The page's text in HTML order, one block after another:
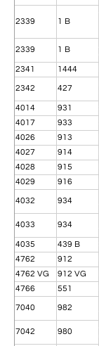
2339 1 B
2339 1 B
2341
1444
2342 427
4014
931
4017
933
4026
913
4027
914
4028
915
4029
916
4032 934
4033 934
4035
439 B
4762
912
4762 VG
912 VG
4766
551
7040 982
7042 980